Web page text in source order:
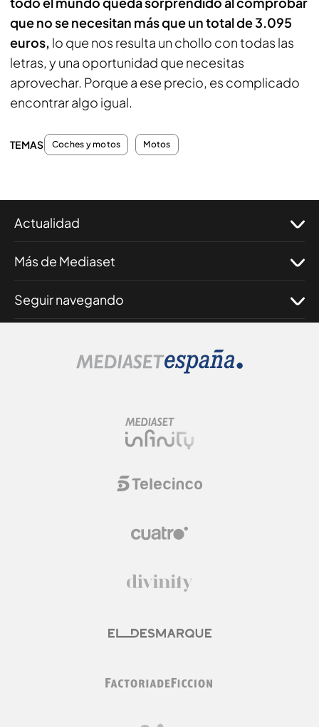
que no se necesitan más que un total de 3.095
euros, lo que nos resulta un chollo con todas las
letras, y una oportunidad que necesitas
aprovechar. Porque a ese precio, es complicado
encontrar algo igual.
TEMAS Coches y motos Motos
Actualidad
Más de Mediaset
Seguir navegando